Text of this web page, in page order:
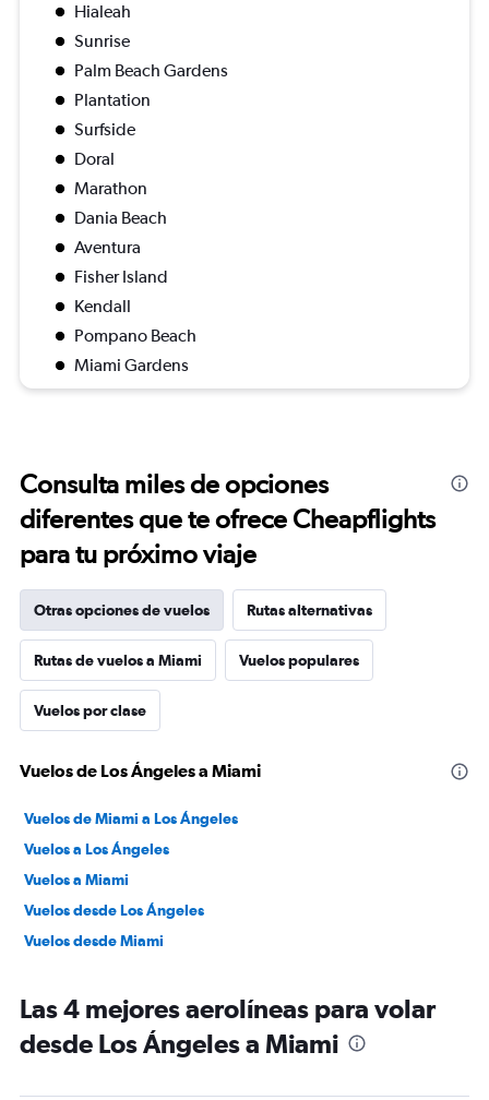
Hialeah
Sunrise
Palm Beach Gardens
Plantation
Surfside
Doral
Marathon
Dania Beach
Aventura
Fisher Island
Kendall
Pompano Beach
Miami Gardens
Consulta miles de opciones
diferentes que te ofrece Cheapflights
para tu próximo viaje
Otras opciones de vuelos Rutas alternativas
Rutas de vuelos a Miami Vuelos populares
Vuelos por clase
Vuelos de Los Ángeles a Miami
Vuelos de Miami a Los Ángeles
Vuelos a Los Ángeles
Vuelos a Miami
Vuelos desde Los Ángeles
Vuelos desde Miami
Las 4 mejores aerolíneas para volar
desde Los Ángeles a Miami